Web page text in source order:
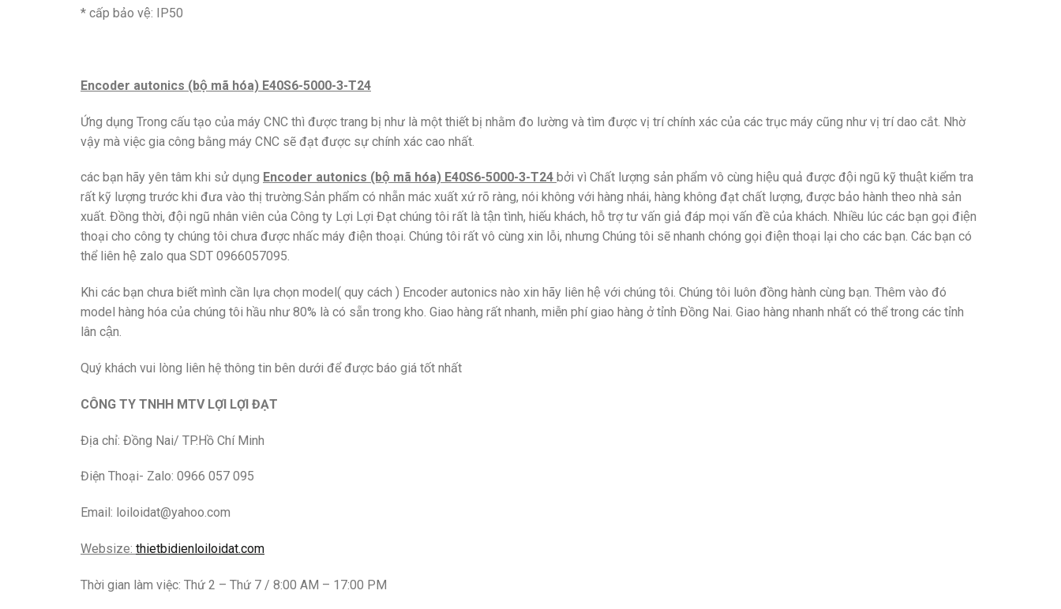
* cấp bảo vệ: IP50
Encoder autonics (bộ mã hóa) E40S6-5000-3-T24
Ứng dụng Trong cấu tạo của máy CNC thì được trang bị như là một thiết bị nhằm đo lường và tìm được vị trí chính xác của các trục máy cũng như vị trí dao cắt. Nhờ
vậy mà việc gia công bằng máy CNC sẽ đạt được sự chính xác cao nhất.
các bạn hãy yên tâm khi sử dụng Encoder autonics (bộ mã hóa) E40S6-5000-3-T24 bởi vì Chất lượng sản phẩm vô cùng hiệu quả được đội ngũ kỹ thuật kiểm tra
rất kỹ lượng trước khi đưa vào thị trường.Sản phẩm có nhẵn mác xuất xứ rõ ràng, nói không với hàng nhái, hàng không đạt chất lượng, được bảo hành theo nhà sản
xuất. Đồng thời, đội ngũ nhân viên của Công ty Lợi Lợi Đạt chúng tôi rất là tận tình, hiếu khách, hỗ trợ tư vấn giả đáp mọi vấn đề của khách. Nhiều lúc các bạn gọi điện
thoại cho công ty chúng tôi chưa được nhấc máy điện thoại. Chúng tôi rất vô cùng xin lỗi, nhưng Chúng tôi sẽ nhanh chóng gọi điện thoại lại cho các bạn. Các bạn có
thể liên hệ zalo qua SDT 0966057095.
Khi các bạn chưa biết mình cần lựa chọn model( quy cách ) Encoder autonics nào xin hãy liên hệ với chúng tôi. Chúng tôi luôn đồng hành cùng bạn. Thêm vào đó
model hàng hóa của chúng tôi hầu như 80% là có sẵn trong kho. Giao hàng rất nhanh, miễn phí giao hàng ở tỉnh Đồng Nai. Giao hàng nhanh nhất có thể trong các tỉnh
lân cận.
Quý khách vui lòng liên hệ thông tin bên dưới để được báo giá tốt nhất
CÔNG TY TNHH MTV LỢI LỢI ĐẠT
Địa chỉ: Đồng Nai/ TP.Hồ Chí Minh
Điện Thoại- Zalo: 0966 057 095
Email: loiloidat@yahoo.com
Websize: thietbidienloiloidat.com
Thời gian làm việc: Thứ 2 – Thứ 7 / 8:00 AM – 17:00 PM